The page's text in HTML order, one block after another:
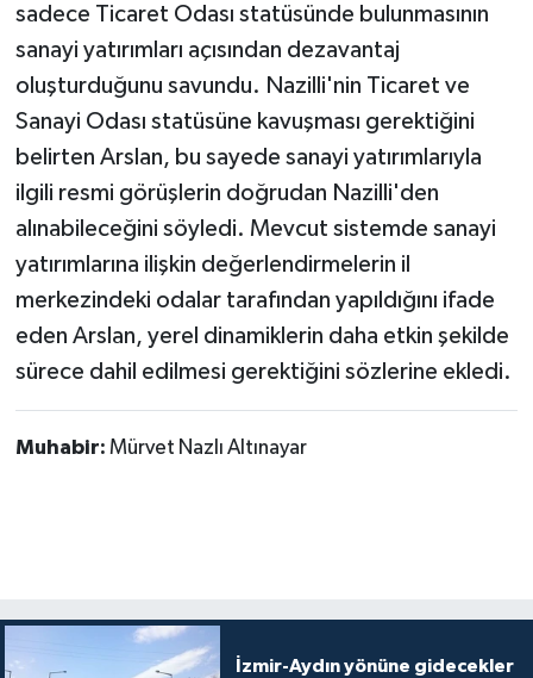
sadece Ticaret Odası statüsünde bulunmasının
sanayi yatırımları açısından dezavantaj
oluşturduğunu savundu. Nazilli'nin Ticaret ve
Sanayi Odası statüsüne kavuşması gerektiğini
belirten Arslan, bu sayede sanayi yatırımlarıyla
ilgili resmi görüşlerin doğrudan Nazilli'den
alınabileceğini söyledi. Mevcut sistemde sanayi
yatırımlarına ilişkin değerlendirmelerin il
merkezindeki odalar tarafından yapıldığını ifade
eden Arslan, yerel dinamiklerin daha etkin şekilde
sürece dahil edilmesi gerektiğini sözlerine ekledi.
Muhabir: Mürvet Nazlı Altınayar
İzmir-Aydın yönüne gidecekler